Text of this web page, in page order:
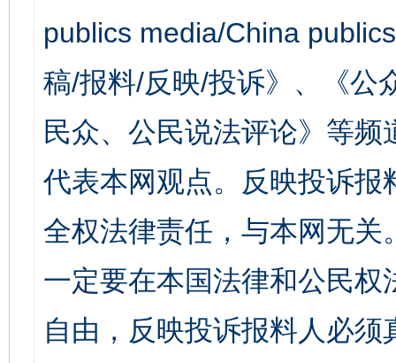
publics media/China
稿/报料/反映/投诉》、《公
民众、公民说法评论》等
代表本网观点。反映投诉
全权法律责任，与本网无
一定要在本国法律和公民
自由，反映投诉报料人必